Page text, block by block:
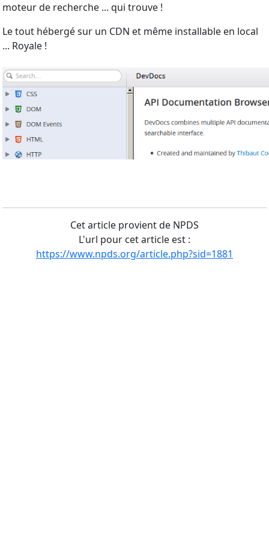
moteur de recherche ... qui trouve !
Le tout hébergé sur un CDN et même installable en local
... Royale !
Cet article provient de NPDS
L'url pour cet article est :
https://www.npds.org/article.php?sid=1881